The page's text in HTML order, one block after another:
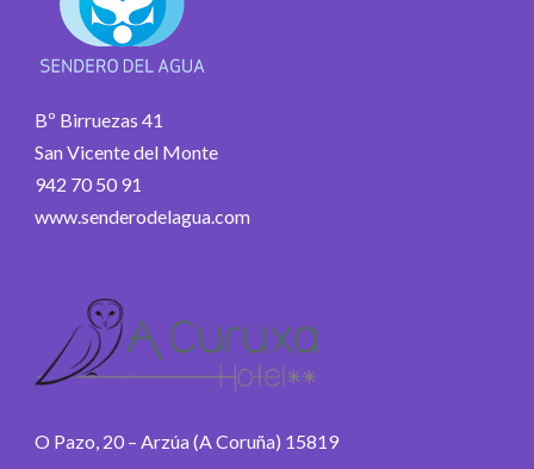
Bº Birruezas 41
San Vicente del Monte
942 70 50 91
www.senderodelagua.com
O Pazo, 20 – Arzúa (A Coruña) 15819